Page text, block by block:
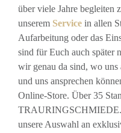
über viele Jahre begleiten
unserem Service in allen
Aufarbeitung oder das
sind für Euch auch später
wir genau da sind, wo
und uns ansprechen
Online-Store. Über 35
TRAURINGSCHMIEDE.
unsere Auswahl an